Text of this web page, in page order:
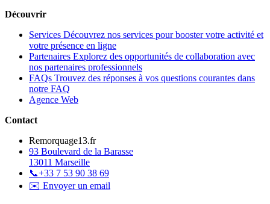
Découvrir
Services Découvrez nos services pour booster votre activité et
votre présence en ligne
Partenaires Explorez des opportunités de collaboration avec
nos partenaires professionnels
FAQs Trouvez des réponses à vos questions courantes dans
notre FAQ
Agence Web
Contact
Remorquage13.fr
93 Boulevard de la Barasse
13011 Marseille
📞+33 7 53 90 38 69
✉️ Envoyer un email